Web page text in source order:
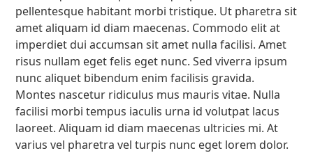
pellentesque habitant morbi tristique. Ut pharetra sit
amet aliquam id diam maecenas. Commodo elit at
imperdiet dui accumsan sit amet nulla facilisi. Amet
risus nullam eget felis eget nunc. Sed viverra ipsum
nunc aliquet bibendum enim facilisis gravida.
Montes nascetur ridiculus mus mauris vitae. Nulla
facilisi morbi tempus iaculis urna id volutpat lacus
laoreet. Aliquam id diam maecenas ultricies mi. At
varius vel pharetra vel turpis nunc eget lorem dolor.